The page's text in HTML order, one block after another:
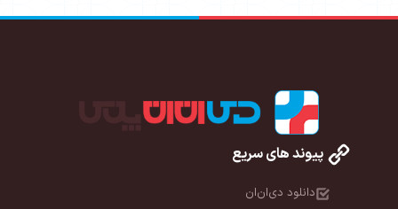
پیوند های سریع
دانلود دی‌ان‌ان